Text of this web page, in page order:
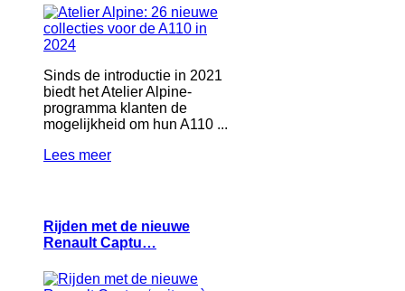
Sinds de introductie in 2021
biedt het Atelier Alpine-
programma klanten de
mogelijkheid om hun A110 ...
Lees meer
Rijden met de nieuwe
Renault Captu…